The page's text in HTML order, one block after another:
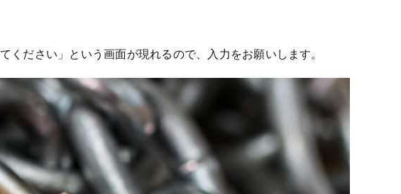
ださい」という画面が現れるので、入力をお願いします。